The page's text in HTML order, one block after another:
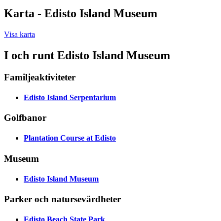
Karta - Edisto Island Museum
Visa karta
I och runt Edisto Island Museum
Familjeaktiviteter
Edisto Island Serpentarium
Golfbanor
Plantation Course at Edisto
Museum
Edisto Island Museum
Parker och natursevärdheter